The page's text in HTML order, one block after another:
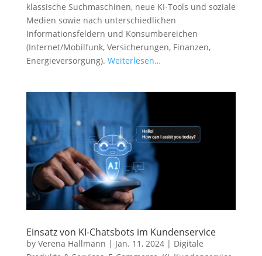
klassische Suchmaschinen, neue KI-Tools und soziale
Medien sowie nach unterschiedlichen
Informationsfeldern und Konsumbereichen
(Internet/Mobilfunk, Versicherungen, Finanzen,
Energieversorgung). Weiterlesen…
Einsatz von KI-Chatsbots im Kundenservice
by Verena Hallmann | Jan. 11, 2024| Digitale